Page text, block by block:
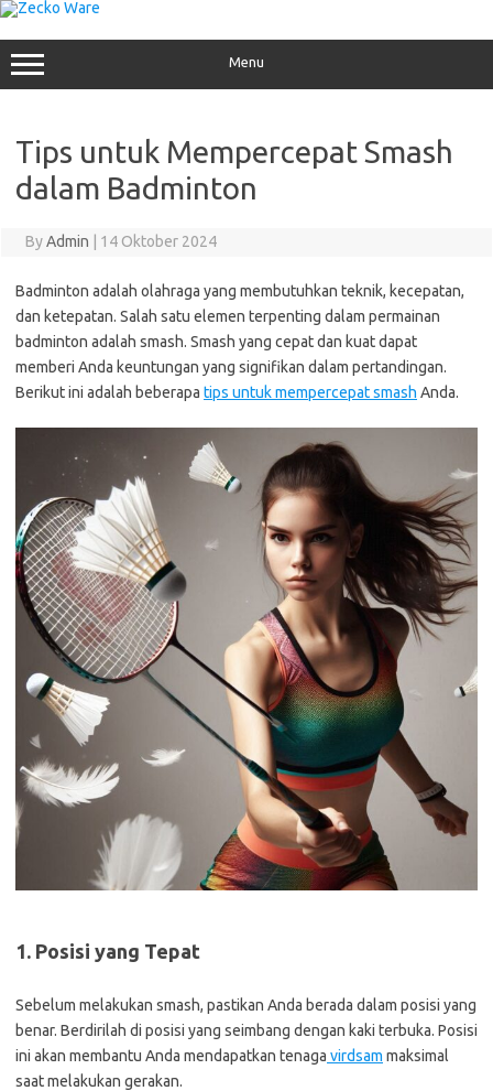
Skip
to
content
Menu
Tips untuk Mempercepat Smash
dalam Badminton
ByAdmin 14 Oktober 2024
Badminton adalah olahraga yang membutuhkan teknik, kecepatan,
dan ketepatan. Salah satu elemen terpenting dalam permainan
badminton adalah smash. Smash yang cepat dan kuat dapat
memberi Anda keuntungan yang signifikan dalam pertandingan.
Berikut ini adalah beberapa tips untuk mempercepat smash Anda.
1. Posisi yang Tepat
Sebelum melakukan smash, pastikan Anda berada dalam posisi yang
benar. Berdirilah di posisi yang seimbang dengan kaki terbuka. Posisi
ini akan membantu Anda mendapatkan tenaga virdsam maksimal
saat melakukan gerakan.